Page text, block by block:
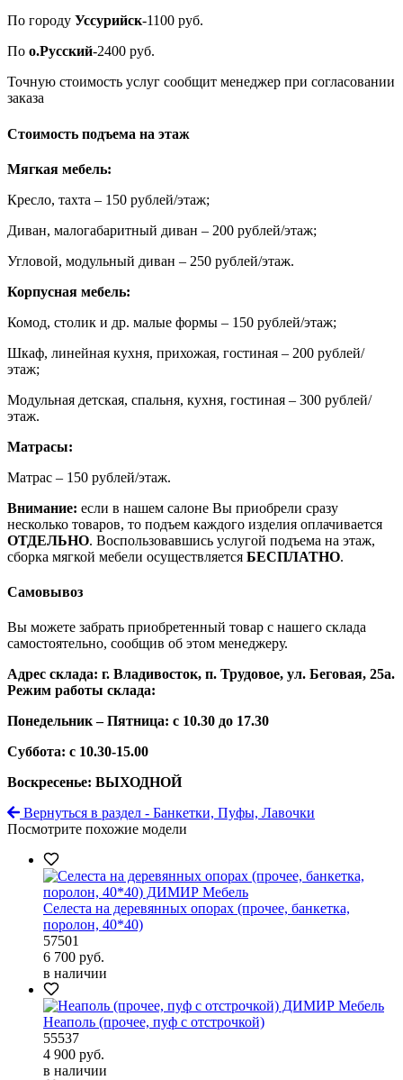
По городу Уссурийск-1100 руб.
По о.Русский-2400 руб.
Точную стоимость услуг сообщит менеджер при согласовании
заказа
Стоимость подъема на этаж
Мягкая мебель:
Кресло, тахта – 150 рублей/этаж;
Диван, малогабаритный диван – 200 рублей/этаж;
Угловой, модульный диван – 250 рублей/этаж.
Корпусная мебель:
Комод, столик и др. малые формы – 150 рублей/этаж;
Шкаф, линейная кухня, прихожая, гостиная – 200 рублей/
этаж;
Модульная детская, спальня, кухня, гостиная – 300 рублей/
этаж.
Матрасы:
Матрас – 150 рублей/этаж.
Внимание: если в нашем салоне Вы приобрели сразу
несколько товаров, то подъем каждого изделия оплачивается
ОТДЕЛЬНО. Воспользовавшись услугой подъема на этаж,
сборка мягкой мебели осуществляется БЕСПЛАТНО.
Самовывоз
Вы можете забрать приобретенный товар с нашего склада
самостоятельно, сообщив об этом менеджеру.
Адрес склада: г. Владивосток, п. Трудовое, ул. Беговая, 25а.
Режим работы склада:
Понедельник – Пятница: с 10.30 до 17.30
Суббота: с 10.30-15.00
Воскресенье: ВЫХОДНОЙ
Вернуться в раздел - Банкетки, Пуфы, Лавочки
Посмотрите похожие модели
Селеста на деревянных опорах (прочее, банкетка,
поролон, 40*40)
57501
6 700 руб.
в наличии
Неаполь (прочее, пуф с отстрочкой)
55537
4 900 руб.
в наличии